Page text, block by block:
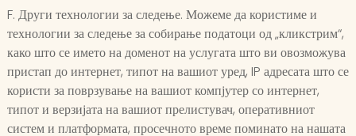
F. Други технологии за следење. Можеме да користиме и
технологии за следење за собирање податоци од „кликстрим“,
како што се името на доменот на услугата што ви овозможува
пристап до интернет, типот на вашиот уред, IP адресата што се
користи за поврзување на вашиот компјутер со интернет,
типот и верзијата на вашиот прелистувач, оперативниот
систем и платформата, просечното време поминато на нашата